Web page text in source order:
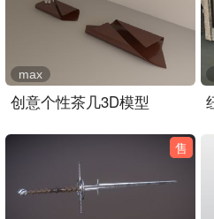
创意个性茶几3D模型
max
售